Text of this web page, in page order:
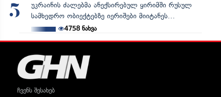
5
უკრაინის ძალებმა ანექსირებულ ყირიმში რუსულ
სამხედრო ობიექტებზე იერიშები მიიტანეს...
4758ნახვა
ჩვენს შესახებ